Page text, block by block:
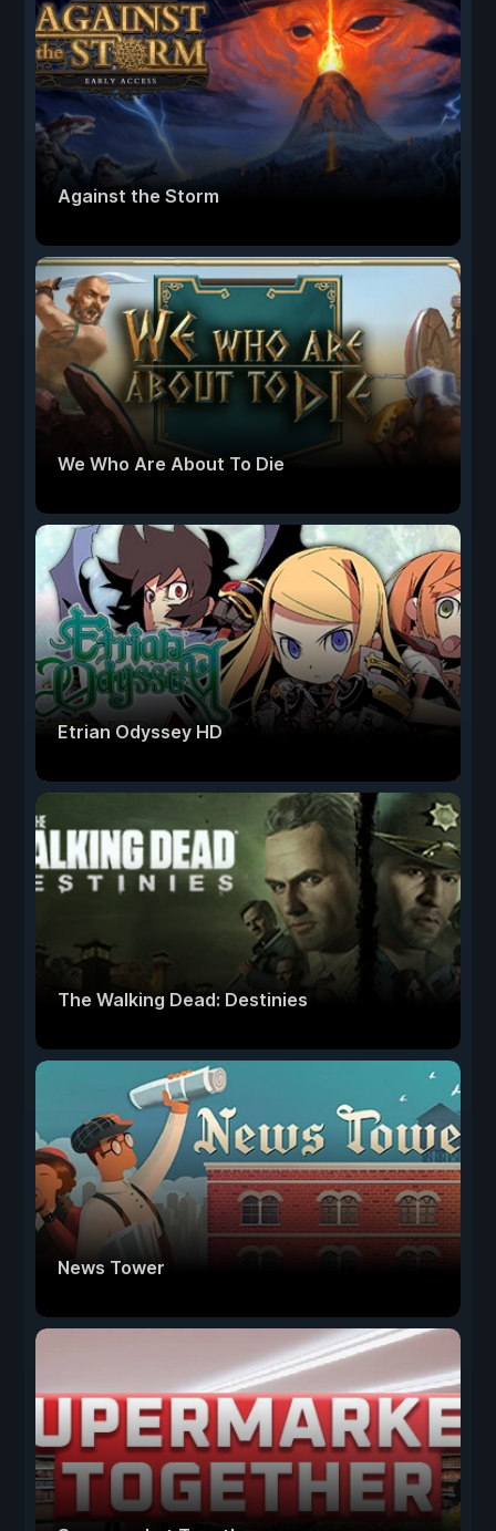
Against the Storm
We Who Are About To Die
Etrian Odyssey HD
The Walking Dead: Destinies
News Tower